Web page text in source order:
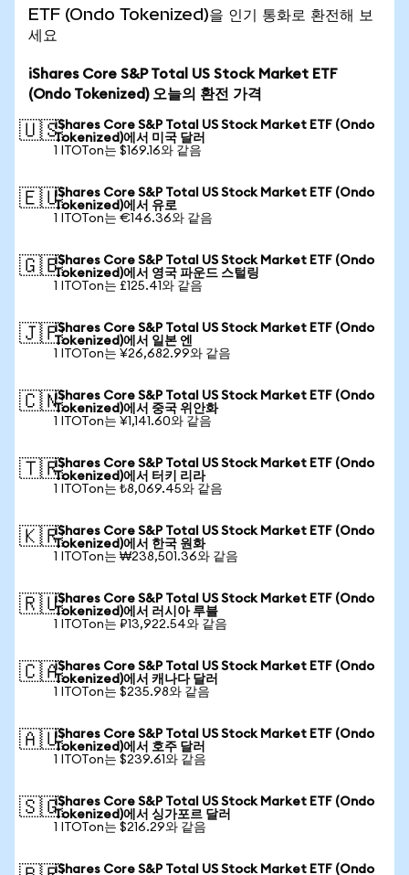
ETF (Ondo Tokenized)을 인기 통화로 환전해 보
세요
iShares Core S&P Total US Stock Market ETF
(Ondo Tokenized) 오늘의 환전 가격
🇺🇸iShares Core S&P Total US Stock Market ETF (Ondo
Tokenized)에서 미국 달러
1 ITOTon는 $169.16와 같음
🇪🇺iShares Core S&P Total US Stock Market ETF (Ondo
Tokenized)에서 유로
1 ITOTon는 €146.36와 같음
🇬🇧iShares Core S&P Total US Stock Market ETF (Ondo
Tokenized)에서 영국 파운드 스털링
1 ITOTon는 £125.41와 같음
🇯🇵iShares Core S&P Total US Stock Market ETF (Ondo
Tokenized)에서 일본 엔
1 ITOTon는 ¥26,682.99와 같음
🇨🇳iShares Core S&P Total US Stock Market ETF (Ondo
Tokenized)에서 중국 위안화
1 ITOTon는 ¥1,141.60와 같음
🇹🇷iShares Core S&P Total US Stock Market ETF (Ondo
Tokenized)에서 터키 리라
1 ITOTon는 ₺8,069.45와 같음
🇰🇷iShares Core S&P Total US Stock Market ETF (Ondo
Tokenized)에서 한국 원화
1 ITOTon는 ₩238,501.36와 같음
🇷🇺iShares Core S&P Total US Stock Market ETF (Ondo
Tokenized)에서 러시아 루블
1 ITOTon는 ₽13,922.54와 같음
🇨🇦iShares Core S&P Total US Stock Market ETF (Ondo
Tokenized)에서 캐나다 달러
1 ITOTon는 $235.98와 같음
🇦🇺iShares Core S&P Total US Stock Market ETF (Ondo
Tokenized)에서 호주 달러
1 ITOTon는 $239.61와 같음
🇸🇬iShares Core S&P Total US Stock Market ETF (Ondo
Tokenized)에서 싱가포르 달러
1 ITOTon는 $216.29와 같음
iShares Core S&P Total US Stock Market ETF (Ondo